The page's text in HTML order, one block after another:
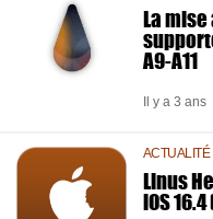
La
A9-A11
Il y a 3 ans
Linus
iOS